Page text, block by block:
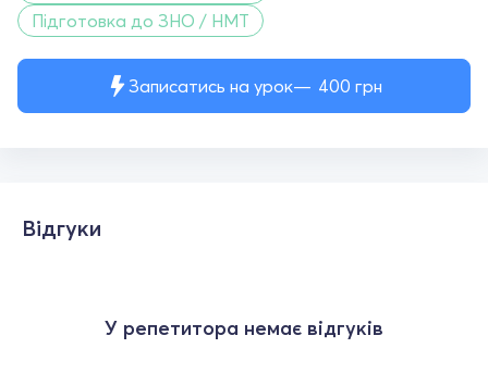
Записатись на урок 400 грн
Підготовка до ЗНО / НМТ
Відгуки
У репетитора немає відгуків